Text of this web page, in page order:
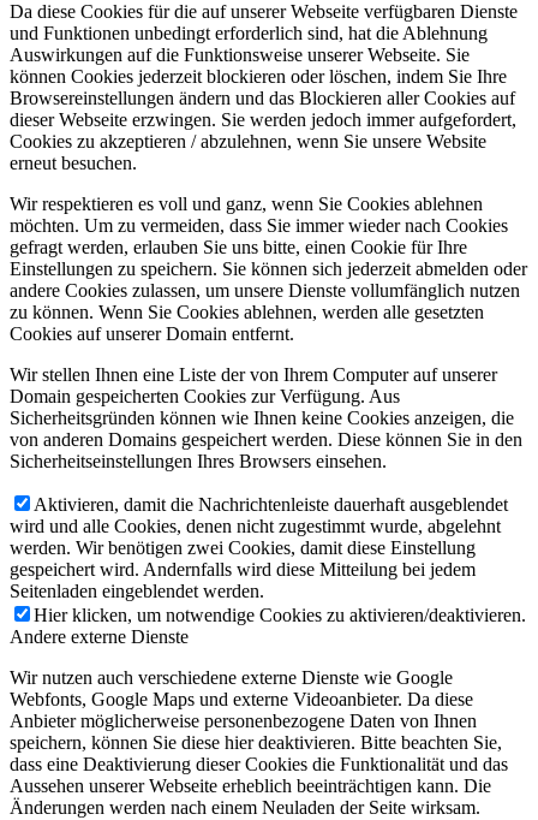
Da diese Cookies für die auf unserer Webseite verfügbaren Dienste
und Funktionen unbedingt erforderlich sind, hat die Ablehnung
Auswirkungen auf die Funktionsweise unserer Webseite. Sie
können Cookies jederzeit blockieren oder löschen, indem Sie Ihre
Browsereinstellungen ändern und das Blockieren aller Cookies auf
dieser Webseite erzwingen. Sie werden jedoch immer aufgefordert,
Cookies zu akzeptieren / abzulehnen, wenn Sie unsere Website
erneut besuchen.
Wir respektieren es voll und ganz, wenn Sie Cookies ablehnen
möchten. Um zu vermeiden, dass Sie immer wieder nach Cookies
gefragt werden, erlauben Sie uns bitte, einen Cookie für Ihre
Einstellungen zu speichern. Sie können sich jederzeit abmelden oder
andere Cookies zulassen, um unsere Dienste vollumfänglich nutzen
zu können. Wenn Sie Cookies ablehnen, werden alle gesetzten
Cookies auf unserer Domain entfernt.
Wir stellen Ihnen eine Liste der von Ihrem Computer auf unserer
Domain gespeicherten Cookies zur Verfügung. Aus
Sicherheitsgründen können wie Ihnen keine Cookies anzeigen, die
von anderen Domains gespeichert werden. Diese können Sie in den
Sicherheitseinstellungen Ihres Browsers einsehen.
Aktivieren, damit die Nachrichtenleiste dauerhaft ausgeblendet
wird und alle Cookies, denen nicht zugestimmt wurde, abgelehnt
werden. Wir benötigen zwei Cookies, damit diese Einstellung
gespeichert wird. Andernfalls wird diese Mitteilung bei jedem
Seitenladen eingeblendet werden.
Hier klicken, um notwendige Cookies zu aktivieren/deaktivieren.
Andere externe Dienste
Wir nutzen auch verschiedene externe Dienste wie Google
Webfonts, Google Maps und externe Videoanbieter. Da diese
Anbieter möglicherweise personenbezogene Daten von Ihnen
speichern, können Sie diese hier deaktivieren. Bitte beachten Sie,
dass eine Deaktivierung dieser Cookies die Funktionalität und das
Aussehen unserer Webseite erheblich beeinträchtigen kann. Die
Änderungen werden nach einem Neuladen der Seite wirksam.